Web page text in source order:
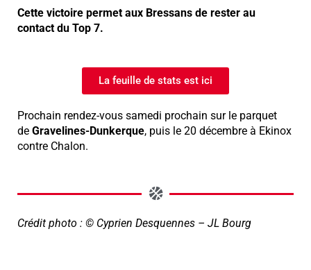
Cette victoire permet aux Bressans de rester au
contact du Top 7.
La feuille de stats est ici
Prochain rendez-vous samedi prochain sur le parquet
de Gravelines-Dunkerque, puis le 20 décembre à Ekinox
contre Chalon.
Crédit photo : © Cyprien Desquennes – JL Bourg